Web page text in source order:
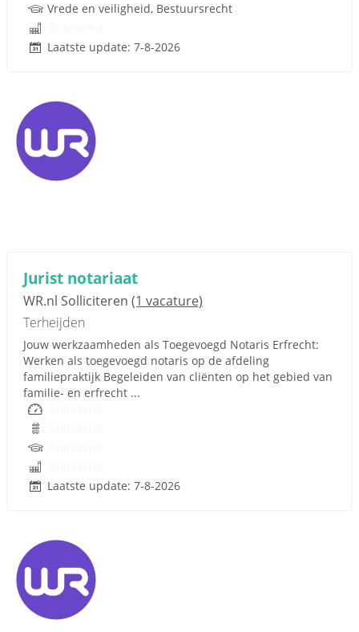
Vrede en veiligheid, Bestuursrecht
Laatste update: 7-8-2026
Jurist notariaat
WR.nl Solliciteren (1 vacature)
Terheijden
Jouw werkzaamheden als Toegevoegd Notaris Erfrecht:
Werken als toegevoegd notaris op de afdeling
familiepraktijk Begeleiden van cliënten op het gebied van
familie- en erfrecht ...
Laatste update: 7-8-2026